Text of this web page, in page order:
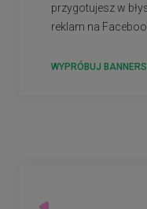
przygotujesz w
reklam na
WYPRÓBUJ